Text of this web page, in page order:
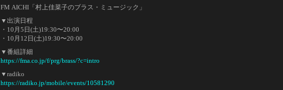
FM AICHI「村上佳菜子のブラス・ミュージック」
▼出演日程
・10月5日(土)19:30〜20:00
・10月12日(土)19:30〜20:00
▼番組詳細
https://fma.co.jp/f/prg/brass/?c=intro
▼radiko
https://radiko.jp/mobile/events/10581290